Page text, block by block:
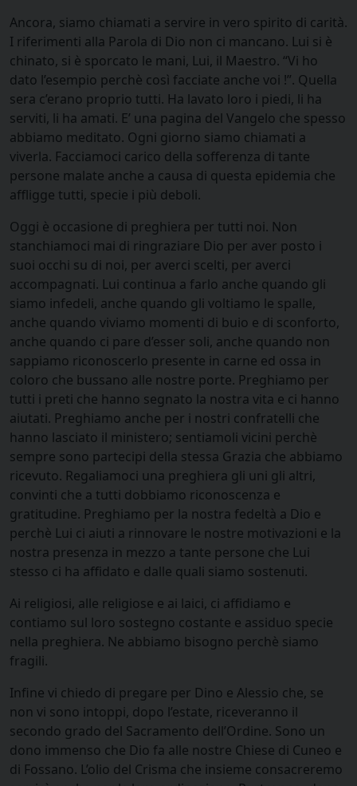
Ancora, siamo chiamati a servire in vero spirito di carità.
I riferimenti alla Parola di Dio non ci mancano. Lui si è
chinato, si è sporcato le mani, Lui, il Maestro. “Vi ho
dato l’esempio perchè così facciate anche voi !”. Quella
sera c’erano proprio tutti. Ha lavato loro i piedi, li ha
serviti, li ha amati. E’ una pagina del Vangelo che spesso
abbiamo meditato. Ogni giorno siamo chiamati a
viverla. Facciamoci carico della sofferenza di tante
persone malate anche a causa di questa epidemia che
affligge tutti, specie i più deboli.
Oggi è occasione di preghiera per tutti noi. Non
stanchiamoci mai di ringraziare Dio per aver posto i
suoi occhi su di noi, per averci scelti, per averci
accompagnati. Lui continua a farlo anche quando gli
siamo infedeli, anche quando gli voltiamo le spalle,
anche quando viviamo momenti di buio e di sconforto,
anche quando ci pare d’esser soli, anche quando non
sappiamo riconoscerlo presente in carne ed ossa in
coloro che bussano alle nostre porte. Preghiamo per
tutti i preti che hanno segnato la nostra vita e ci hanno
aiutati. Preghiamo anche per i nostri confratelli che
hanno lasciato il ministero; sentiamoli vicini perchè
sempre sono partecipi della stessa Grazia che abbiamo
ricevuto. Regaliamoci una preghiera gli uni gli altri,
convinti che a tutti dobbiamo riconoscenza e
gratitudine. Preghiamo per la nostra fedeltà a Dio e
perchè Lui ci aiuti a rinnovare le nostre motivazioni e la
nostra presenza in mezzo a tante persone che Lui
stesso ci ha affidato e dalle quali siamo sostenuti.
Ai religiosi, alle religiose e ai laici, ci affidiamo e
contiamo sul loro sostegno costante e assiduo specie
nella preghiera. Ne abbiamo bisogno perchè siamo
fragili.
Infine vi chiedo di pregare per Dino e Alessio che, se
non vi sono intoppi, dopo l’estate, riceveranno il
secondo grado del Sacramento dell’Ordine. Sono un
dono immenso che Dio fa alle nostre Chiese di Cuneo e
di Fossano. L’olio del Crisma che insieme consacreremo